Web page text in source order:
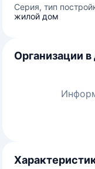
Серия, тип
жилой дом
Организации